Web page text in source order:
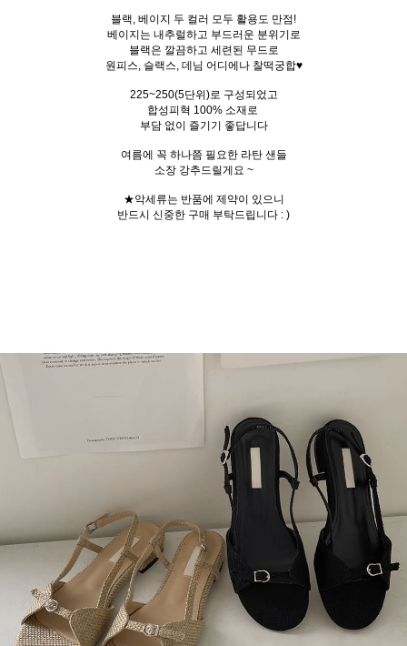
블랙, 베이지 두 컬러 모두 활용도 만점!
베이지는 내추럴하고 부드러운 분위기로
블랙은 깔끔하고 세련된 무드로
원피스, 슬랙스, 데님 어디에나 찰떡궁합♥
225~250(5단위)로 구성되었고
합성피혁 100% 소재로
부담 없이 즐기기 좋답니다
여름에 꼭 하나쯤 필요한 라탄 샌들
소장 강추드릴게요 ~
★악세류는 반품에 제약이 있으니
반드시 신중한 구매 부탁드립니다 : )